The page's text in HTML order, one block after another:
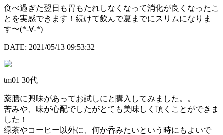
食べ過ぎた翌日も胃もたれしなくなって消化が良くなったこ
とを実感できます！続けて飲んで夏までにスリムになりま
す〜(*-∀-*)
DATE: 2021/05/13 09:53:32
tm01 30代
薬膳に興味があってお試しにと購入してみました。。
苦みや、味が心配でしたがとても美味しく頂くことができま
した！
緑茶やコーヒー以外に、何か呑みたいという時にもよいで